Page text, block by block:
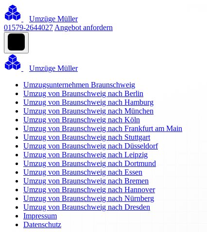
Umzüge Müller
01579-2644027 Angebot anfordern
Umzüge Müller
Umzugsunternehmen Braunschweig
Umzug von Braunschweig nach Berlin
Umzug von Braunschweig nach Hamburg
Umzug von Braunschweig nach München
Umzug von Braunschweig nach Köln
Umzug von Braunschweig nach Frankfurt am Main
Umzug von Braunschweig nach Stuttgart
Umzug von Braunschweig nach Düsseldorf
Umzug von Braunschweig nach Leipzig
Umzug von Braunschweig nach Dortmund
Umzug von Braunschweig nach Essen
Umzug von Braunschweig nach Bremen
Umzug von Braunschweig nach Hannover
Umzug von Braunschweig nach Nürnberg
Umzug von Braunschweig nach Dresden
Impressum
Datenschutz